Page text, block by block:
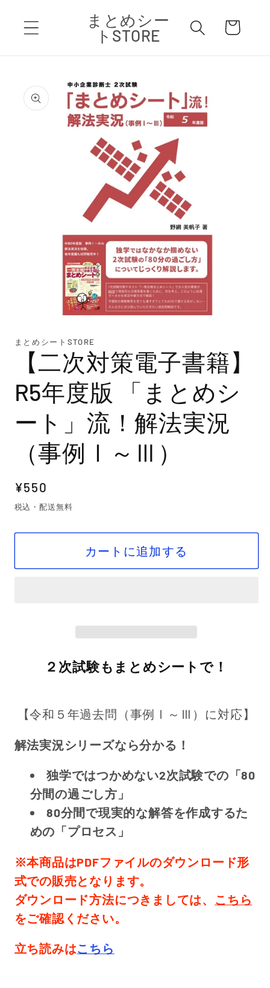
ンツに
進む
まとめシー
トSTORE
ー
報にス
キップ
ダ
デ
ィ
を
まとめシートSTORE
【二次対策電子書籍】
R5年度版 「まとめシ
ート」流！解法実況
（事例Ⅰ～Ⅲ）
通
常
格
¥550
税込・配送無料
カートに追加する
２次試験もまとめシートで！
【令和５年過去問（事例Ⅰ～Ⅲ）に対応】
解法実況シリーズなら分かる！
独学ではつかめない2次試験での「80
分間の過ごし方」
80分間で現実的な解答を作成するた
めの「プロセス」
※本商品はPDFファイルのダウンロード形
式での販売となります。
ダウンロード方法につきましては、 こちら
をご確認ください。
立ち読みはこちら